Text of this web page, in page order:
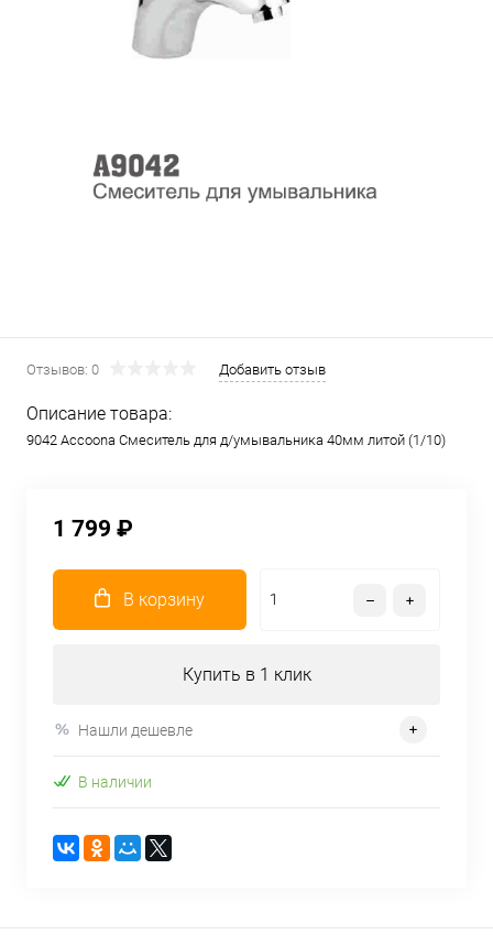
Отзывов: 0 Добавить отзыв
Описание товара:
9042 Accoona Смеситель для д/умывальника 40мм литой (1/10)
1 799 ₽
В корзину
Купить в 1 клик
Нашли дешевле
В наличии